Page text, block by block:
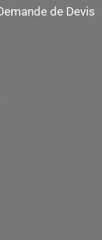
de Devis